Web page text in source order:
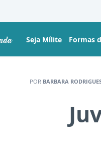
Seja Mílite Formas
POR BARBARA